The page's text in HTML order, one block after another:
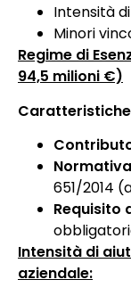
Intensità
Minori
Regime di
94,5 milioni €)
651/2014
Requisito
Intensità di
aziendale: